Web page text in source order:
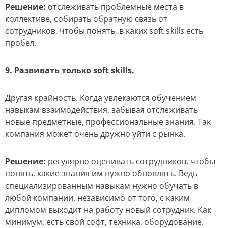
Решение: отслеживать проблемные места в
коллективе, собирать обратную связь от
сотрудников, чтобы понять, в каких soft skills есть
пробел.
9. Развивать только soft skills.
Другая крайность. Когда увлекаются обучением
навыкам взаимодействия, забывая отслеживать
новые предметные, профессиональные знания. Так
компания может очень дружно уйти с рынка.
Решение: регулярно оценивать сотрудников, чтобы
понять, какие знания им нужно обновлять. Ведь
специализированным навыкам нужно обучать в
любой компании, независимо от того, с каким
дипломом выходит на работу новый сотрудник. Как
минимум, есть свой софт, техника, оборудование.